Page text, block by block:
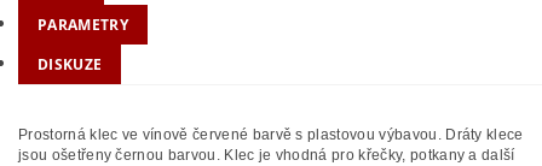
PARAMETRY
DISKUZE
Prostorná klec ve vínově červené barvě s plastovou výbavou. Dráty klece
jsou ošetřeny černou barvou. Klec je vhodná pro křečky, potkany a další